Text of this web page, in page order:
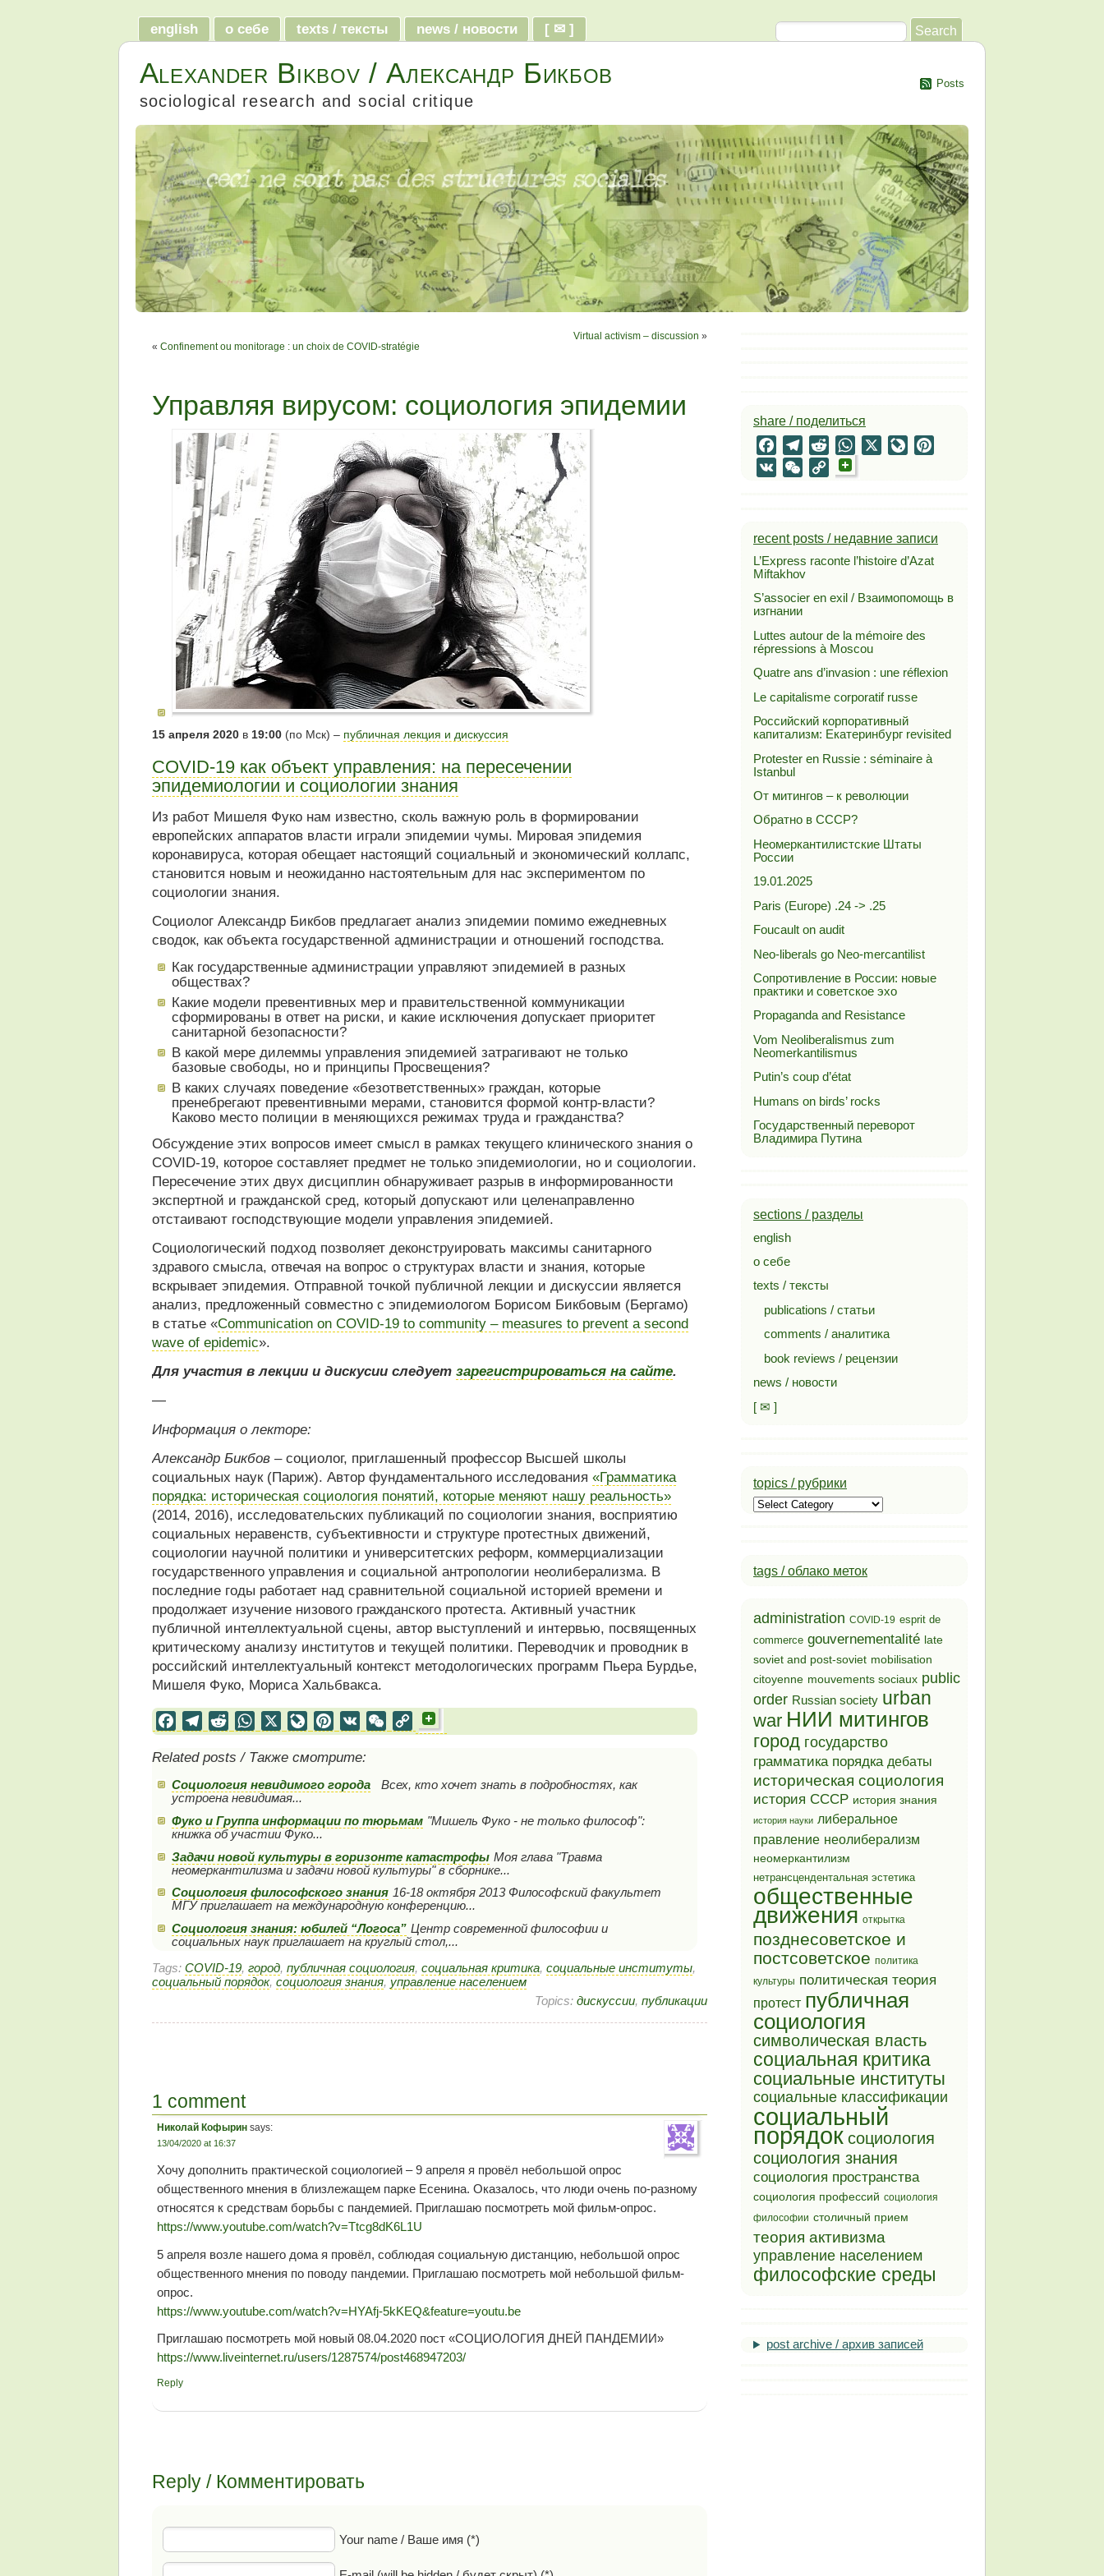
english о себе texts / тексты news / новости [ ✉ ]
Alexander Bikbov / Александр Бикбов
sociological research and social critique
Posts
« Confinement ou monitorage : un choix de COVID-stratégie
Virtual activism – discussion »
Управляя вирусом: социология эпидемии
15 апреля 2020в 19:00(по Мск) – публичная лекция и дискуссия
COVID-19 как объект управления: на пересечении
эпидемиологии и социологии знания
Из работ Мишеля Фуко нам известно, сколь важную роль в формировании
европейских аппаратов власти играли эпидемии чумы. Мировая эпидемия
коронавируса, которая обещает настоящий социальный и экономический коллапс,
становится новым и неожиданно настоятельным для нас экспериментом по
социологии знания.
Социолог Александр Бикбов предлагает анализ эпидемии помимо ежедневных
сводок, как объекта государственной администрации и отношений господства.
Как государственные администрации управляют эпидемией в разных
обществах?
Какие модели превентивных мер и правительственной коммуникации
сформированы в ответ на риски, и какие исключения допускает приоритет
санитарной безопасности?
В какой мере дилеммы управления эпидемией затрагивают не только
базовые свободы, но и принципы Просвещения?
В каких случаях поведение «безответственных» граждан, которые
пренебрегают превентивными мерами, становится формой контр-власти?
Каково место полиции в меняющихся режимах труда и гражданства?
Обсуждение этих вопросов имеет смысл в рамках текущего клинического знания о
COVID-19, которое составляет предмет не только эпидемиологии, но и социологии.
Пересечение этих двух дисциплин обнаруживает разрыв в информированности
экспертной и гражданской сред, который допускают или целенаправленно
отстаивают господствующие модели управления эпидемией.
Социологический подход позволяет деконструировать максимы санитарного
здравого смысла, отвечая на вопрос о структурах власти и знания, которые
вскрывает эпидемия. Отправной точкой публичной лекции и дискуссии является
анализ, предложенный совместно с эпидемиологом Борисом Бикбовым (Бергамо)
в статье «Communication on COVID-19 to community – measures to prevent a second
wave of epidemic».
Для участия в лекции и дискусии следует зарегистрироваться на сайте.
—
Информация о лекторе:
Александр Бикбов– социолог, приглашенный профессор Высшей школы
социальных наук (Париж). Автор фундаментального исследования «Грамматика
порядка: историческая социология понятий, которые меняют нашу реальность»
(2014, 2016), исследовательских публикаций по социологии знания, восприятию
социальных неравенств, субъективности и структуре протестных движений,
социологии научной политики и университетских реформ, коммерциализации
государственного управления и социальной антропологии неолиберализма. В
последние годы работает над сравнительной социальной историей времени и
продолжает изучение низового гражданского протеста. Активный участник
публичной интеллектуальной сцены, автор выступлений и интервью, посвященных
критическому анализу институтов и текущей политики. Переводчик и проводник в
российский интеллектуальный контекст методологических программ Пьера Бурдье,
Мишеля Фуко, Мориса Хальбвакса.
FacebookTelegramRedditWhatsApp LiveJournal
Pinterest
VK WeChat
Copy
Related posts / Также смотрите:
Социология невидимого города Всех, кто хочет знать в подробностях, как
устроена невидимая...
Фуко и Группа информации по тюрьмам "Мишель Фуко - не только философ":
книжка об участии Фуко...
Задачи новой культуры в горизонте катастрофы Моя глава "Травма
неомеркантилизма и задачи новой культуры" в сборнике...
Социология философского знания 16-18 октября 2013 Философский факультет
МГУ приглашает на международную конференцию...
Социология знания: юбилей “Логоса” Центр современной философии и
социальных наук приглашает на круглый стол,...
Tags: COVID-19, город, публичная социология, социальная критика, социальные институты,
социальный порядок, социология знания, управление населением
Topics:дискуссии,публикации
1 comment
Николай Кофырин says:
13/04/2020 at 16:37
Хочу дополнить практической социологией – 9 апреля я провёл небольшой опрос
общественного мнения в близлежащем парке Есенина. Оказалось, что люди очень по-разному
относятся к средствам борьбы с пандемией. Приглашаю посмотреть мой фильм-опрос.
https://www.youtube.com/watch?v=Ttcg8dK6L1U
5 апреля возле нашего дома я провёл, соблюдая социальную дистанцию, небольшой опрос
общественного мнения по поводу пандемии. Приглашаю посмотреть мой небольшой фильм-
опрос.
https://www.youtube.com/watch?v=HYAfj-5kKEQ&feature=youtu.be
Приглашаю посмотреть мой новый 08.04.2020 пост «СОЦИОЛОГИЯ ДНЕЙ ПАНДЕМИИ»
https://www.liveinternet.ru/users/1287574/post468947203/
Reply
Reply / Комментировать
Your name / Ваше имя (*)
share / поделиться
FacebookTelegramRedditWhatsApp LiveJournal
VK
WeChat
Copy
recent posts / недавние записи
L’Express raconte l’histoire d’Azat
Miftakhov
S’associer en exil / Взаимопомощь в
изгнании
Luttes autour de la mémoire des
répressions à Moscou
Quatre ans d’invasion : une réflexion
Le capitalisme corporatif russe
Российский корпоративный
капитализм: Екатеринбург revisited
Protester en Russie : séminaire à
Istanbul
От митингов – к революции
Обратно в СССР?
Неомеркантилистские Штаты
России
19.01.2025
Paris (Europe) .24 -> .25
Foucault on audit
Neo-liberals go Neo-mercantilist
Сопротивление в России: новые
практики и советское эхо
Propaganda and Resistance
Vom Neoliberalismus zum
Neomerkantilismus
Putin’s coup d’état
Humans on birds’ rocks
Государственный переворот
Владимира Путина
sections / разделы
english
о себе
texts / тексты
publications / статьи
comments / аналитика
book reviews / рецензии
news / новости
[ ✉ ]
topics / рубрики
topics
/
tags / облако меток
administration COVID-19 esprit de
commerce gouvernementalité late
soviet and post-soviet mobilisation
citoyenne mouvements sociaux public
order Russian society urban
war НИИ митингов
город государство
грамматика порядка дебаты
историческая социология
история СССР история знания
история науки либеральное
правление неолиберализм
неомеркантилизм
нетрансцендентальная эстетика
общественные
движения открытка
позднесоветское и
постсоветское политика
культуры политическая теория
протест публичная
социология
символическая власть
социальная критика
социальные институты
социальные классификации
социальный
порядок социология
социология знания
социология пространства
социология профессий социология
философии столичный прием
теория активизма
управление населением
философские среды
post archive / архив записей